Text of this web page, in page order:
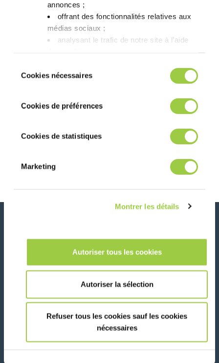
annonces ;​
offrant des fonctionnalités relatives aux
médias sociaux ; ​
analysant le trafic de notre site à l’aide
refuser ou de les paramétrer.​ Pas de
panique, vous pourrez également modifier à
tout moment vos choix dans l'onglet Gérer
les cookies.​ ​ ​
duCookies nécessaires
Cookies de préférences
Cookies de statistiques
Marketing
Montrer les détails
Autoriser tous les cookies
Autoriser la sélection
Refuser tous les cookies sauf les cookies
nécessaires
期待疫情早日结束，照顾好自己和亲朋好友的安全！
与我们的时事通讯保持联系！
Please leave